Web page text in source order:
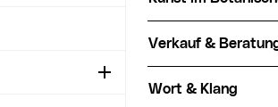
Aufklappen
Verkauf &
Wort & Klang